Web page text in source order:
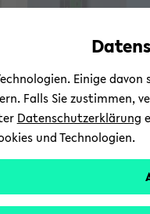
Einige
Falls Sie
Datenschutzerklärung
und Technologien.